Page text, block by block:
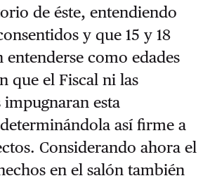
de éste, entendiendo
y que 15 y 18
entenderse como edades
que el Fiscal ni las
impugnaran esta
así firme a
Considerando ahora el
en el salón también